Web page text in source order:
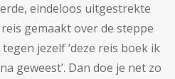
eindeloos uitgestrekte
gemaakt over de steppe
jezelf ‘deze reis boek ik
geweest’. Dan doe je net zo